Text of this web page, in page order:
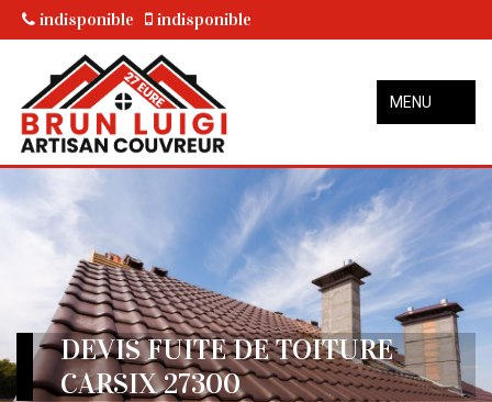
indisponible indisponible
MENU
DEVIS FUITE DE TOITURE
CARSIX 27300